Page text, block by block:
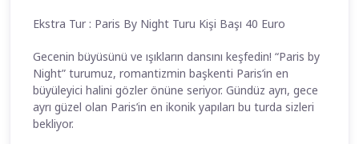
Ekstra Tur : Paris By Night Turu Kişi Başı 40 Euro
Gecenin büyüsünü ve ışıkların dansını keşfedin! “Paris by
Night” turumuz, romantizmin başkenti Paris’in en
büyüleyici halini gözler önüne seriyor. Gündüz ayrı, gece
ayrı güzel olan Paris’in en ikonik yapıları bu turda sizleri
bekliyor.